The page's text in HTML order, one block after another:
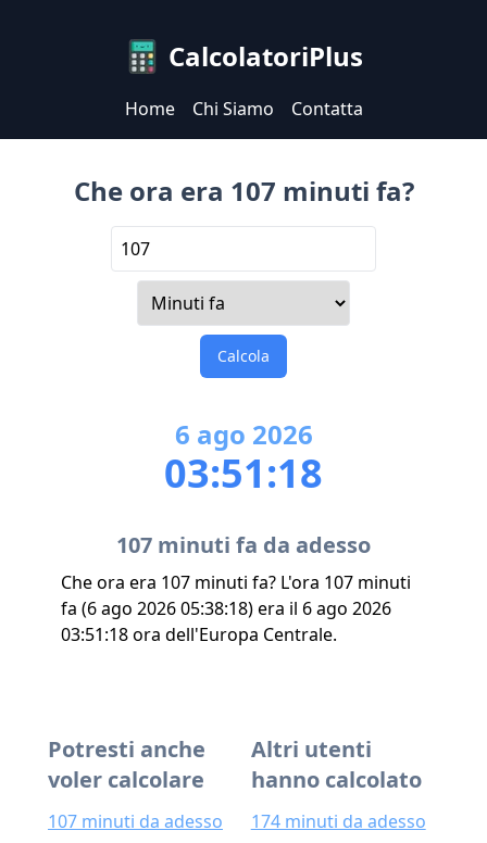
CalcolatoriPlus
Home Chi Siamo Contatta
Che ora era 107 minuti fa?
Calcola
6 ago 2026
03:51:18
107 minuti fa da adesso
Che ora era 107 minuti fa? L'ora 107 minuti
fa (6 ago 2026 05:38:18) era il 6 ago 2026
03:51:18 ora dell'Europa Centrale.
Potresti anche
voler calcolare
107 minuti da adesso
Altri utenti
hanno calcolato
174 minuti da adesso